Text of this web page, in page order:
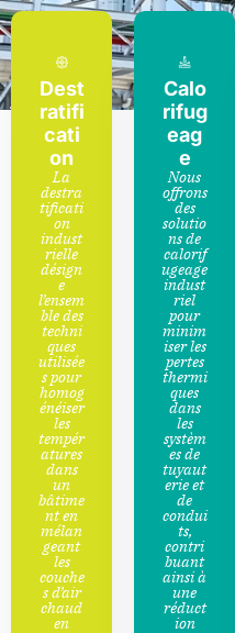
Dest
ratifi
cati
on
La
destra
tificati
on
indust
rielle
désign
e
l’ensem
ble des
techni
ques
utilisée
s pour
homog
énéiser
les
tempér
atures
dans
un
bâtime
nt en
mélan
geant
les
couche
s d’air
chaud
en
Calo
rifug
eag
e
Nous
offrons
des
solutio
ns de
calorif
ugeage
indust
riel
pour
minim
iser les
pertes
thermi
ques
dans
les
systèm
es de
tuyaut
erie et
de
condui
ts,
contri
buant
ainsi à
une
réduct
ion